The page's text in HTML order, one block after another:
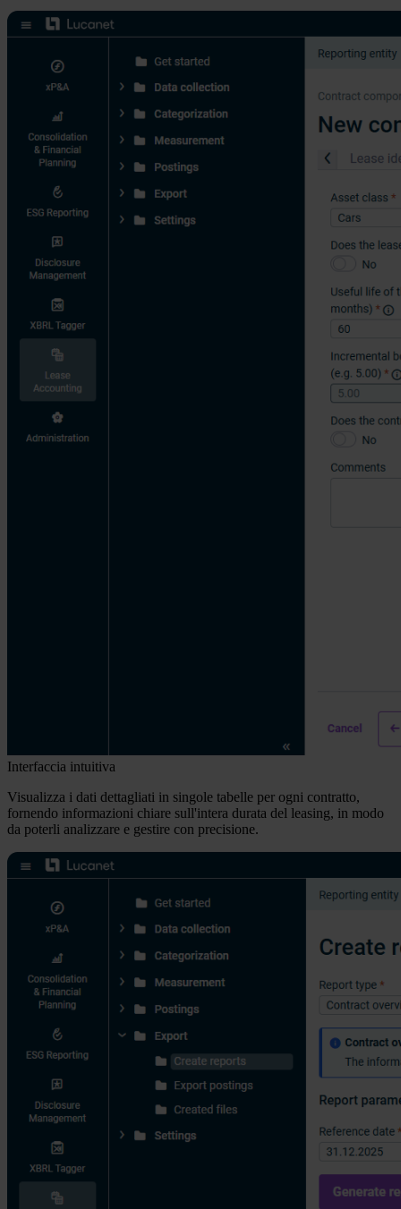
Interfaccia intuitiva
Visualizza i dati dettagliati in singole tabelle per ogni contratto,
fornendo informazioni chiare sull'intera durata del leasing, in modo
da poterli analizzare e gestire con precisione.